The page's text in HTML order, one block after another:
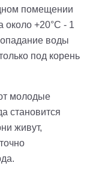
помещении
около +20°C - 1
воды
под корень
молодые
становится
живут,